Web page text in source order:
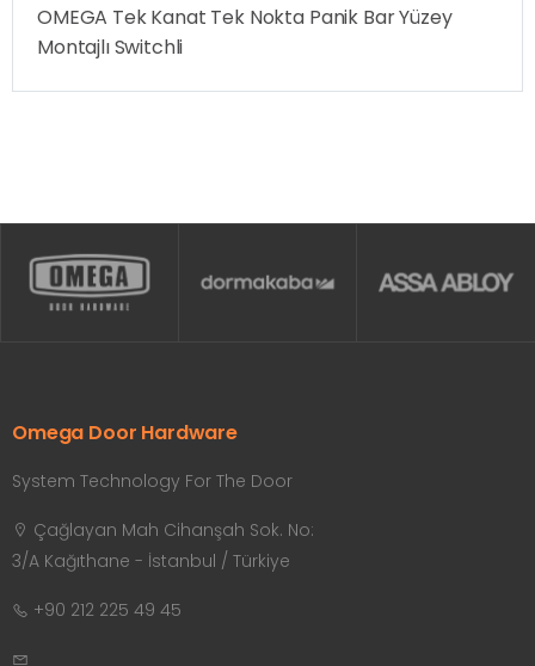
OMEGA Tek Kanat Tek Nokta Panik Bar Yüzey
Montajlı Switchli
Omega Door Hardware
System Technology For The Door
Çağlayan Mah Cihanşah Sok. No:
3/A Kağıthane - İstanbul / Türkiye
+90 212 225 49 45